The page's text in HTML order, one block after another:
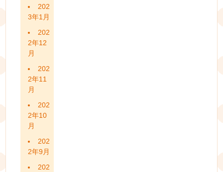
202
3年1月
202
2年12
月
202
2年11
月
202
2年10
月
202
2年9月
202